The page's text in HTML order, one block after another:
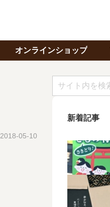
オンラインショップ
2018-05-10
新着記事